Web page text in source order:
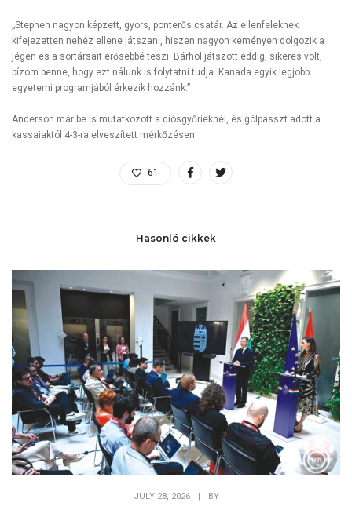
„Stephen nagyon képzett, gyors, ponterős csatár. Az ellenfeleknek
kifejezetten nehéz ellene játszani, hiszen nagyon keményen dolgozik a
jégen és a sortársait erősebbé teszi. Bárhol játszott eddig, sikeres volt,
bízom benne, hogy ezt nálunk is folytatni tudja. Kanada egyik legjobb
egyetemi programjából érkezik hozzánk.”
Anderson már be is mutatkozott a diósgyőrieknél, és gólpasszt adott a
kassaiaktól 4-3-ra elveszített mérkőzésen.
61
Hasonló cikkek
JULY 28, 2026 | BY